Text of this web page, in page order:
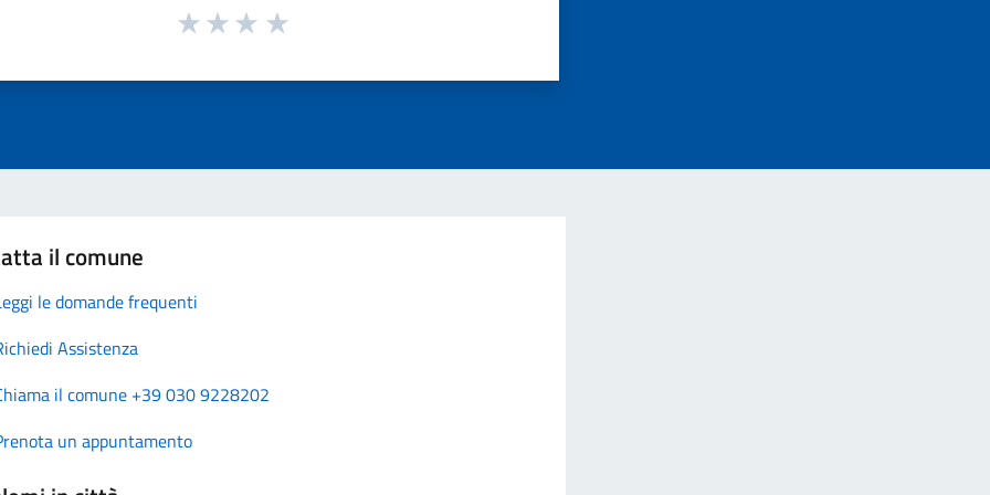
il comune
le domande frequenti
Assistenza
il comune +39 030 9228202
un appuntamento